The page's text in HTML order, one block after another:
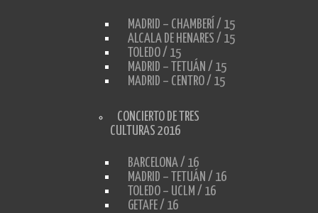
MADRID – CHAMBERÍ / 15
ALCALA DE HENARES / 15
TOLEDO / 15
MADRID – TETUÁN / 15
MADRID – CENTRO / 15
CONCIERTO DE TRES
CULTURAS 2016
BARCELONA / 16
MADRID – TETUÁN / 16
TOLEDO – UCLM / 16
GETAFE / 16